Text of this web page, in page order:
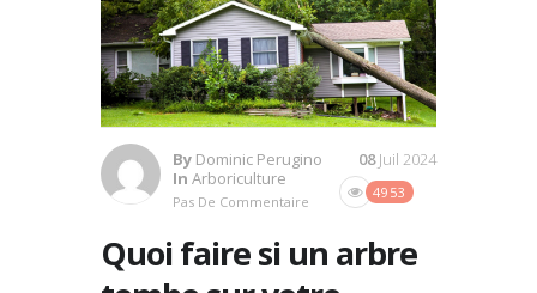
By Dominic Perugino
In Arboriculture
Pas De Commentaire
4953
08Juil 2024
Quoi faire si un arbre